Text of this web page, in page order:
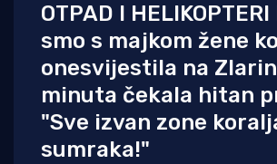
OTPAD I
smo s majkom žene
onesvijestila na
minuta čekala hitan
"Sve izvan zone
sumraka!"